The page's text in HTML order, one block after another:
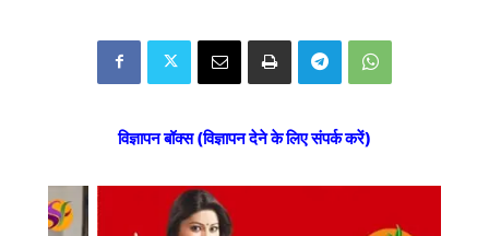
विज्ञापन बॉक्स (विज्ञापन देने के लिए संपर्क करें)